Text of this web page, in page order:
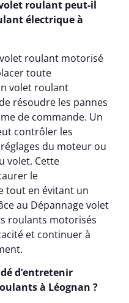
roulant peut-il
électrique à
roulant motorisé
toute
volet roulant
résoudre les pannes
de commande. Un
contrôler les
du moteur ou
volet. Cette
le
tout en évitant un
au Dépannage volet
roulants motorisés
et continuer à
d’entretenir
à Léognan ?